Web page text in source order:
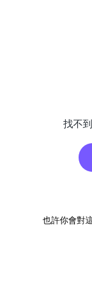
找不
也許你會對